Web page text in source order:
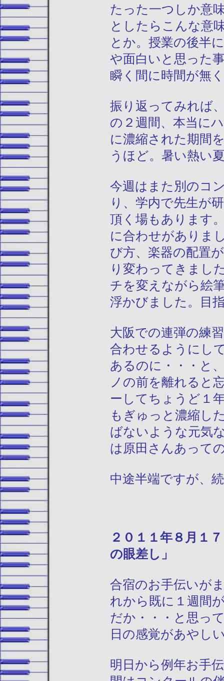
たった一つしか意
としたらこんな意
とか。授業の後半
や面白いと思った
瞬く間に時間が無
振り返ってみれば
の２週間、本当に
に濃縮された期間
うほど。暑い熱い
今週はまた別のコ
り、学内で先生が
頂く場もあります
に合わせがありま
び方、楽器の配置
り変わってきまし
チを変えながら絵
浮かびました。目
大阪での連弾の練
合わせるようにし
あるのに・・・と
ノの前を離れると
ーしてちょうど１
もぎゅっと濃縮し
ばないような元気
は原田さんあって
中途半端ですが、
２０１１
の眼差し」
合宿のお手伝いが
れから既に１週間
だか・・・と思っ
日の感覚があやし
明日から例年お手